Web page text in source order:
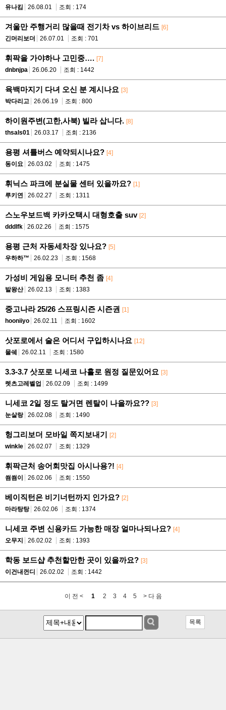
유나킴
26.08.01 조회 : 174
겨울만 주행거리 많을때 전기차 vs 하이브리드 [6]
긴머리보더
26.07.01 조회 : 701
휘팍을 가야하나 고민중…. [7]
dnbnjpa
26.06.20 조회 : 1442
육백마지기 다녀 오신 분 계시나요 [3]
박다리고
26.06.19 조회 : 800
하이원주변(고한,사북) 빌라 삽니다. [8]
thsals01
26.03.17 조회 : 2136
용평 셔틀버스 예약되시나요? [4]
동이요
26.03.02 조회 : 1475
휘닉스 파크에 분실물 센터 있을까요? [1]
루키연
26.02.27 조회 : 1311
스노우보드백 카카오택시 대형호출 suv [2]
dddlfk
26.02.26 조회 : 1575
용평 근처 자동세차장 있나요? [5]
우하하™
26.02.23 조회 : 1568
가성비 게임용 모니터 추천 좀 [4]
발왕산
26.02.13 조회 : 1383
중고나라 25/26 스프링시즌 시즌권 [1]
hooniiyo
26.02.11 조회 : 1602
삿포로에서 술은 어디서 구입하시나요 [12]
물쉐
26.02.11 조회 : 1580
3.3-3.7 삿포로 니세코 나홀로 원정 질문있어요 [3]
렛츠고레벨업
26.02.09 조회 : 1499
니세코 2일 정도 탈거면 렌탈이 나을까요?? [3]
눈살랑
26.02.08 조회 : 1490
헝그리보더 모바일 쪽지보내기 [2]
winkle
26.02.07 조회 : 1329
휘팍근처 송어회맛집 아시나용?! [4]
씜씜이
26.02.06 조회 : 1550
베이직턴은 비기너턴까지 인가요? [2]
마라탕탕
26.02.06 조회 : 1374
니세코 주변 신용카드 가능한 매장 얼마나되나요? [4]
오무지
26.02.02 조회 : 1393
학동 보드샵 추천할만한 곳이 있을까요? [3]
이건내껀디
26.02.02 조회 : 1442
이 전 < 1 2 3 4 5 > 다 음
목록